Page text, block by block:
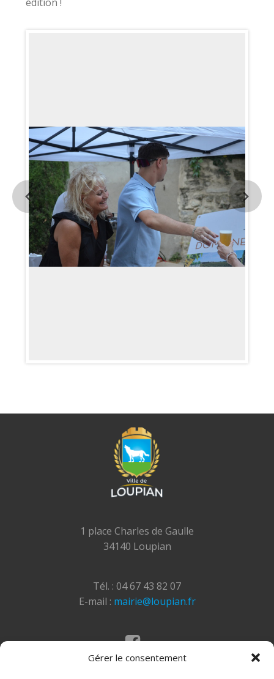
Gérer le consentement
1 place Charles de Gaulle
34140 Loupian
Tél. : 04 67 43 82 07
E-mail : mairie@loupian.fr